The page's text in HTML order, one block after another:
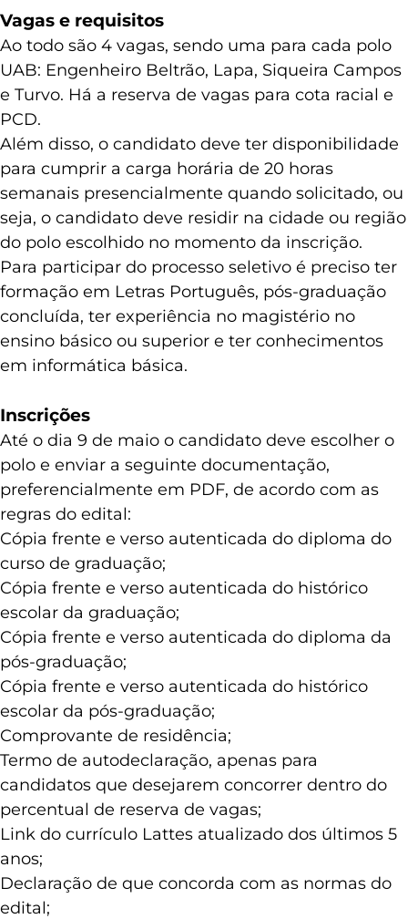
Vagas e requisitos
Ao todo são 4 vagas, sendo uma para cada polo
UAB: Engenheiro Beltrão, Lapa, Siqueira Campos
e Turvo. Há a reserva de vagas para cota racial e
PCD.
Além disso, o candidato deve ter disponibilidade
para cumprir a carga horária de 20 horas
semanais presencialmente quando solicitado, ou
seja, o candidato deve residir na cidade ou região
do polo escolhido no momento da inscrição.
Para participar do processo seletivo é preciso ter
formação em Letras Português, pós-graduação
concluída, ter experiência no magistério no
ensino básico ou superior e ter conhecimentos
em informática básica.
Inscrições
Até o dia 9 de maio o candidato deve escolher o
polo e enviar a seguinte documentação,
preferencialmente em PDF, de acordo com as
regras do edital:
Cópia frente e verso autenticada do diploma do
curso de graduação;
Cópia frente e verso autenticada do histórico
escolar da graduação;
Cópia frente e verso autenticada do diploma da
pós-graduação;
Cópia frente e verso autenticada do histórico
escolar da pós-graduação;
Comprovante de residência;
Termo de autodeclaração, apenas para
candidatos que desejarem concorrer dentro do
percentual de reserva de vagas;
Link do currículo Lattes atualizado dos últimos 5
anos;
Declaração de que concorda com as normas do
edital;